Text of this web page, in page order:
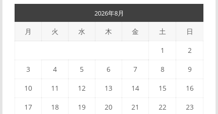
2026年8月
月 火 水 木 金 土 日
1 2
3 4 5 6 7 8 9
10 11 12 13 14 15 16
17 18 19 20 21 22 23